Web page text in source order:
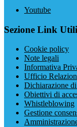
Youtube
Sezione Link Utili
Cookie policy
Note legali
Informativa
Ufficio
Dichiarazione
Obiettivi di
Whistleblowing
Gestione